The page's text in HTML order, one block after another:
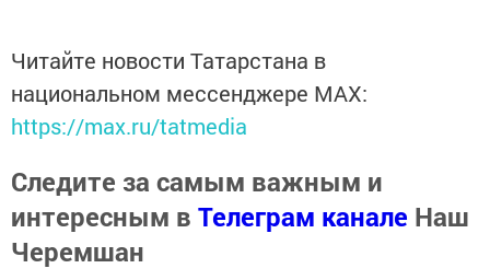
Читайте новости Татарстана в
национальном мессенджере MАХ:
https://max.ru/tatmedia
Следите за самым важным и
интересным в Телеграм канале Наш
Черемшан